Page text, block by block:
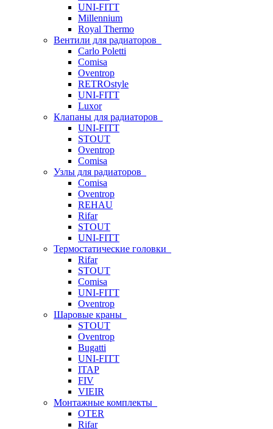
UNI-FITT
Millennium
Royal Thermo
Вентили для радиаторов
Carlo Poletti
Comisa
Oventrop
RETROstyle
UNI-FITT
Luxor
Клапаны для радиаторов
UNI-FITT
STOUT
Oventrop
Comisa
Узлы для радиаторов
Comisa
Oventrop
REHAU
Rifar
STOUT
UNI-FITT
Термостатические головки
Rifar
STOUT
Comisa
UNI-FITT
Oventrop
Шаровые краны
STOUT
Oventrop
Bugatti
UNI-FITT
ITAP
FIV
VIEIR
Монтажные комплекты
OTER
Rifar